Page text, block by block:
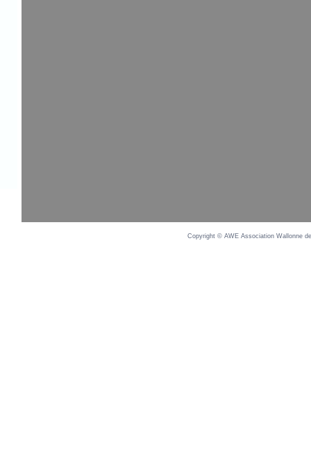
Copyright © AWE Association Wallonne